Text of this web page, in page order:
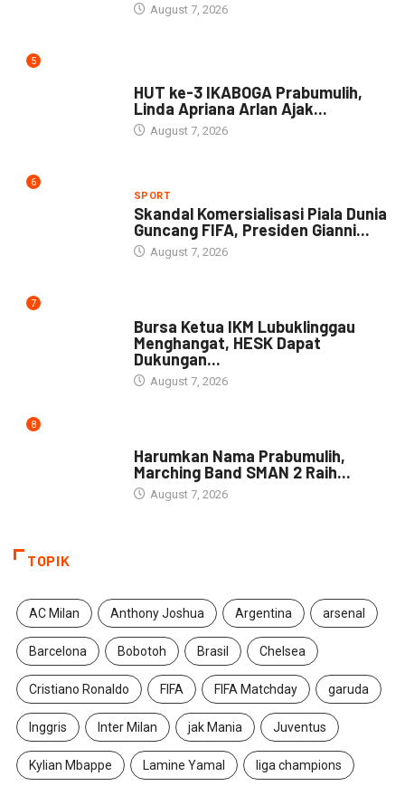
August 7, 2026
5
HUT ke-3 IKABOGA Prabumulih,
Linda Apriana Arlan Ajak...
August 7, 2026
6
SPORT
Skandal Komersialisasi Piala Dunia
Guncang FIFA, Presiden Gianni...
August 7, 2026
7
Bursa Ketua IKM Lubuklinggau
Menghangat, HESK Dapat
Dukungan...
August 7, 2026
8
Harumkan Nama Prabumulih,
Marching Band SMAN 2 Raih...
August 7, 2026
TOPIK
AC Milan Anthony Joshua Argentina arsenal
Barcelona Bobotoh Brasil Chelsea
Cristiano Ronaldo FIFA FIFA Matchday garuda
Inggris Inter Milan jak Mania Juventus
Kylian Mbappe Lamine Yamal liga champions